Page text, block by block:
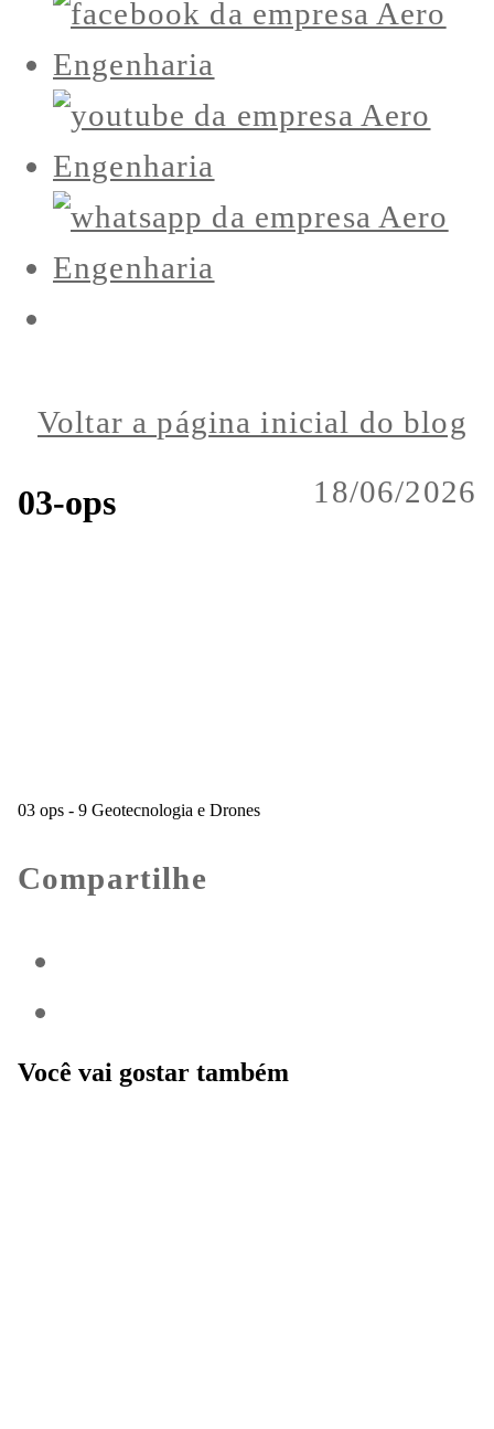
18/06/2026
Voltar a página inicial do blog
03-ops
03 ops - 9 Geotecnologia e Drones
Compartilhe
Você vai gostar também